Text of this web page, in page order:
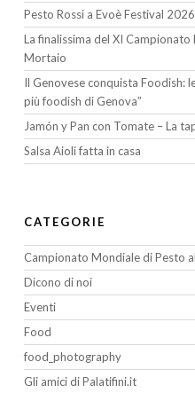
Pesto Rossi a Evoè Festival 2026
La finalissima del XI
Mortaio
Il Genovese conquista Foodish:
più foodish di Genova”
Jamón y Pan con Tomate – La
Salsa Aioli fatta in casa
CATEGORIE
Campionato Mondiale di Pesto
Dicono di noi
Eventi
Food
food_photography
Gli amici di Palatifini.it